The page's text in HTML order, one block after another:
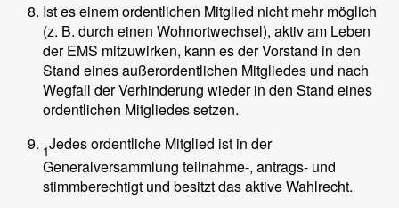
Ist es einem ordentlichen Mitglied nicht mehr möglich
(z. B. durch einen Wohnortwechsel), aktiv am Leben
der EMS mitzuwirken, kann es der Vorstand in den
Stand eines außerordentlichen Mitgliedes und nach
Wegfall der Verhinderung wieder in den Stand eines
ordentlichen Mitgliedes setzen.
1Jedes ordentliche Mitglied ist in der
Generalversammlung teilnahme-, antrags- und
stimmberechtigt und besitzt das aktive Wahlrecht.